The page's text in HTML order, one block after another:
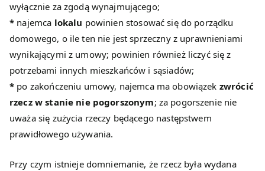
wyłącznie za zgodą wynajmującego;
* najemca lokalu powinien stosować się do porządku
domowego, o ile ten nie jest sprzeczny z uprawnieniami
wynikającymi z umowy; powinien również liczyć się z
potrzebami innych mieszkańców i sąsiadów;
* po zakończeniu umowy, najemca ma obowiązek zwrócić
rzecz w stanie nie pogorszonym; za pogorszenie nie
uważa się zużycia rzeczy będącego następstwem
prawidłowego używania.
Przy czym istnieje domniemanie, że rzecz była wydana